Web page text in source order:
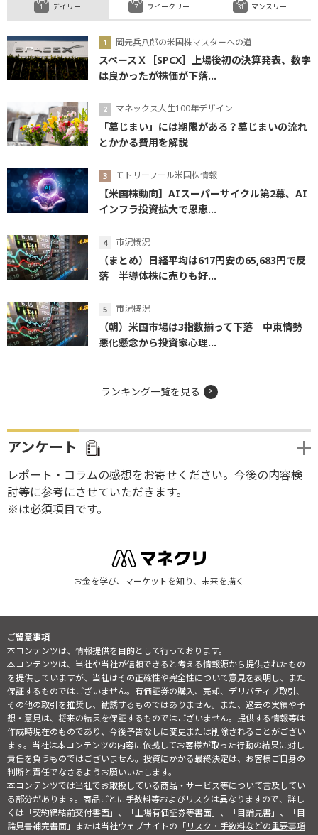
デイリー
岡元兵八郎の米国株マスターへの道
スペースＸ［SPCX］上場後初の決算発表、数字
は良かったが株価が下落...
マネックス人生100年デザイン
「墓じまい」には期限がある？墓じまいの流れ
とかかる費用を解説
モトリーフール米国株情報
【米国株動向】AIスーパーサイクル第2幕、AI
インフラ投資拡大で恩恵...
市況概況
（まとめ）日経平均は617円安の65,683円で反
落 半導体株に売りも好...
市況概況
（朝）米国市場は3指数揃って下落 中東情勢
悪化懸念から投資家心理...
ウイークリー マンスリー
ランキング一覧を見る
アンケート
レポート・コラムの感想をお寄せください。今後の内容検
討等に参考にさせていただきます。
※は必須項目です。
お金を学び、マーケットを知り、未来を描く
ご留意事項
本コンテンツは、情報提供を目的として行っております。
本コンテンツは、当社や当社が信頼できると考える情報源から提供されたもの
を提供していますが、当社はその正確性や完全性について意見を表明し、また
保証するものではございません。有価証券の購入、売却、デリバティブ取引、
その他の取引を推奨し、勧誘するものではありません。また、過去の実績や予
想・意見は、将来の結果を保証するものではございません。提供する情報等は
作成時現在のものであり、今後予告なしに変更または削除されることがござい
ます。当社は本コンテンツの内容に依拠してお客様が取った行動の結果に対し
責任を負うものではございません。投資にかかる最終決定は、お客様ご自身の
判断と責任でなさるようお願いいたします。
本コンテンツでは当社でお取扱している商品・サービス等について言及してい
る部分があります。商品ごとに手数料等およびリスクは異なりますので、詳し
くは「契約締結前交付書面」、「上場有価証券等書面」、「目論見書」、「目
論見書補完書面」または当社ウェブサイトの「リスク・手数料などの重要事項